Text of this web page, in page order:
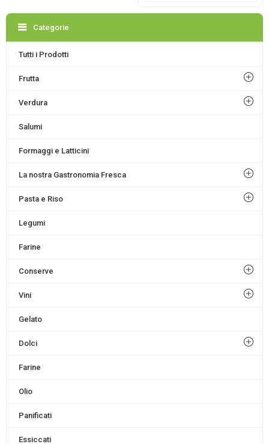
Categorie
Tutti i Prodotti
Frutta
Verdura
Salumi
Formaggi e Latticini
La nostra Gastronomia Fresca
Pasta e Riso
Legumi
Farine
Conserve
Vini
Gelato
Dolci
Farine
Olio
Panificati
Essiccati